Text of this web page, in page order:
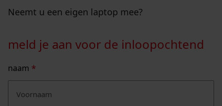
Neemt u een eigen laptop mee?
meld je aan voor de inloopochtend
naam *